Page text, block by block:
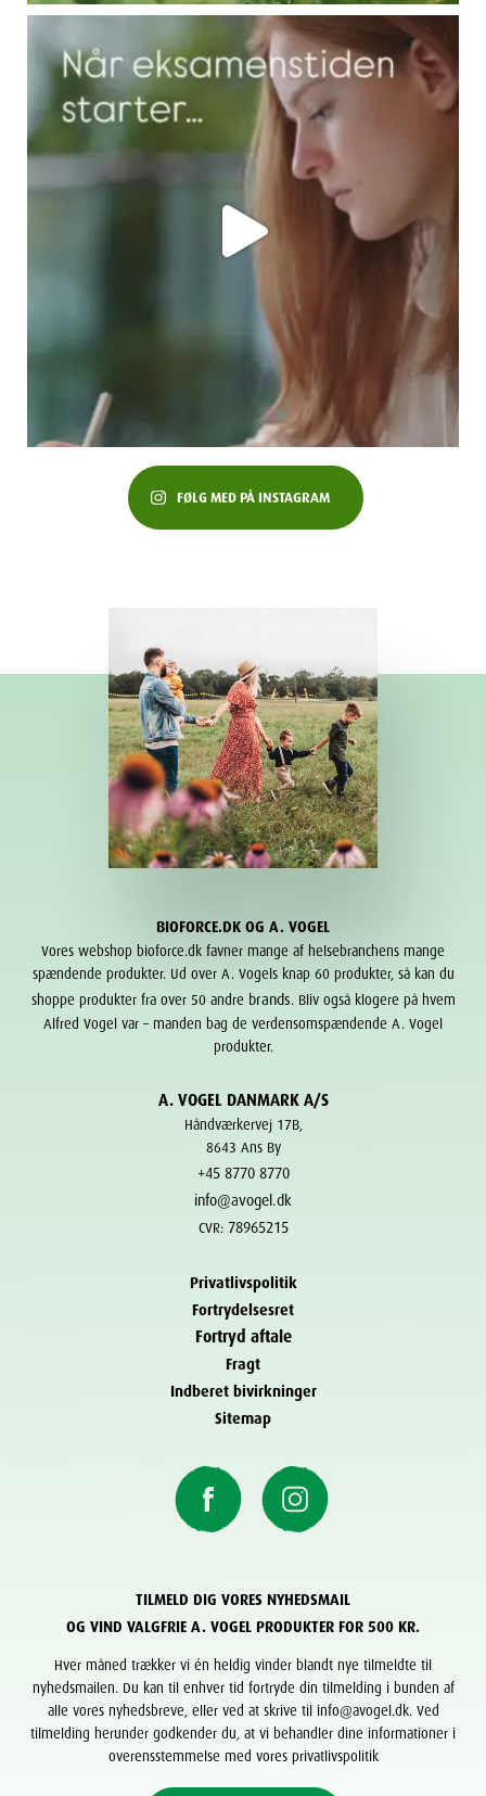
FØLG MED PÅ INSTAGRAM
BIOFORCE.DK OG A. VOGEL
Vores webshop bioforce.dk favner mange af helsebranchens mange
spændende produkter. Ud over A. Vogels knap 60 produkter, så kan du
shoppe produkter fra over 50 andre brands . Bliv også klogere på hvem
Alfred Vogel var – manden bag de verdensomspændende A. Vogel
produkter.
A. VOGEL DANMARK A/S
Håndværkervej 17B,
8643 Ans By
+45 8770 8770
info@avogel.dk
CVR: 78965215
Privatlivspolitik
Fortrydelsesret
Fortryd aftale
Fragt
Indberet bivirkninger
Sitemap
TILMELD DIG VORES NYHEDSMAIL
OG VIND VALGFRIE A. VOGEL PRODUKTER FOR 500 KR.
Hver måned trækker vi én heldig vinder blandt nye tilmeldte til
nyhedsmailen. Du kan til enhver tid fortryde din tilmelding i bunden af
alle vores nyhedsbreve, eller ved at skrive til info@avogel.dk. Ved
tilmelding herunder godkender du, at vi behandler dine informationer i
overensstemmelse med vores privatlivspolitik